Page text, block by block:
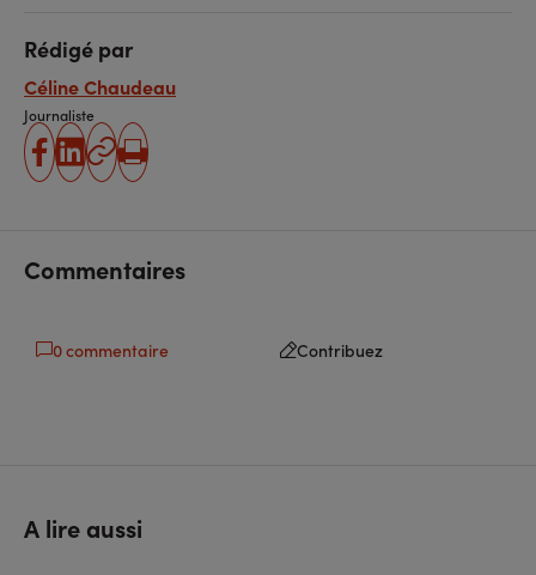
Rédigé par
Céline Chaudeau
Journaliste
partager
partager
Copier
Imprimer
Commentaires
0 commentaire Contribuez
A lire aussi